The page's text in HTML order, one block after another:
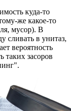
куда-то
же какое-то
мусор). В
сливать в унитаз,
вероятность
таких засоров